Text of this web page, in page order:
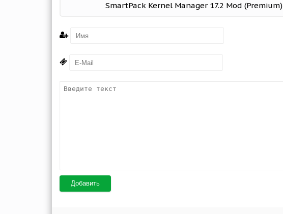
SmartPack Kernel Manager 17.2 Mod (Premium)
Добавить